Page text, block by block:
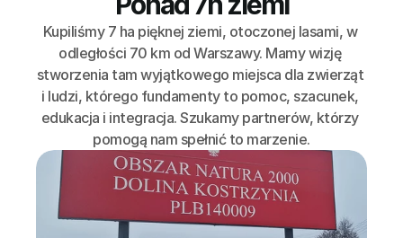
Kupiliśmy 7 ha pięknej ziemi, otoczonej lasami, w
odległości 70 km od Warszawy. Mamy wizję
stworzenia tam wyjątkowego miejsca dla zwierząt
i ludzi, którego fundamenty to pomoc, szacunek,
edukacja i integracja. Szukamy partnerów, którzy
pomogą nam spełnić to marzenie.